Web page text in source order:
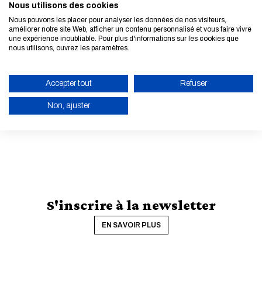
►Lire le communiqué du Ministère
►Lire son interview dans Ingenius
TOUTES LES ACTUALITÉS ET LES ÉVÈNEMENTS
S'inscrire à la newsletter
EN SAVOIR PLUS
Nous utilisons des cookies
Nous pouvons les placer pour analyser les données de nos visiteurs,
améliorer notre site Web, afficher un contenu personnalisé et vous faire vivre
une expérience inoubliable. Pour plus d'informations sur les cookies que
nous utilisons, ouvrez les paramètres.
Accepter tout Refuser
Non, ajuster